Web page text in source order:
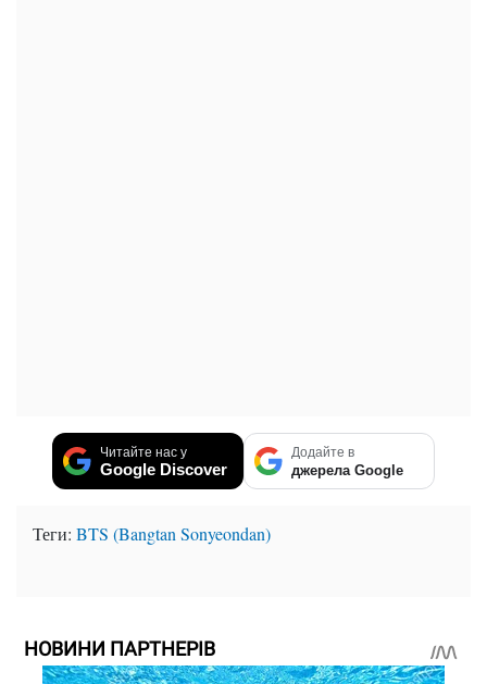
Читайте нас у
Google Discover
Додайте в
джерела Google
Теги: BTS (Bangtan Sonyeondan)
НОВИНИ ПАРТНЕРІВ